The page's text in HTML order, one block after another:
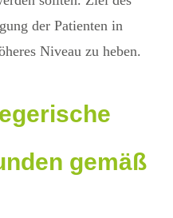
der Patienten in
Niveau zu heben.
gemäß